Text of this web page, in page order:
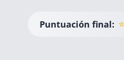
Puntuación final: ⭐